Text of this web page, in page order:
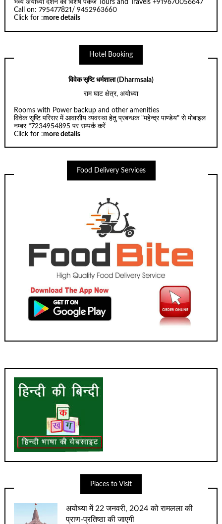
भव्य अयोध्या दर्शन का विशेष पैकेज Tours and Travels +919670056647
Call on: 795477821/ 9452963660
Click for :more details
Hotel Booking
विवेक सृष्टि धर्मशाला (Dharmsala)
राम घाट क्षेत्र, अयोध्या
Rooms with Power backup and other amenities
विवेक सृष्टि परिसर में आवासीय व्यवस्था हेतु प्रबन्धक "महेन्द्र पाण्डेय" से मोबाइल
नम्बर *7234954895 पर सम्पर्क करें
Click for :more details
Food Delivery Services
Places to Visit
अयोध्‍या में 22 जनवरी, 2024 को रामलला की
प्राण-प्रतिष्‍ठा की जाएगी